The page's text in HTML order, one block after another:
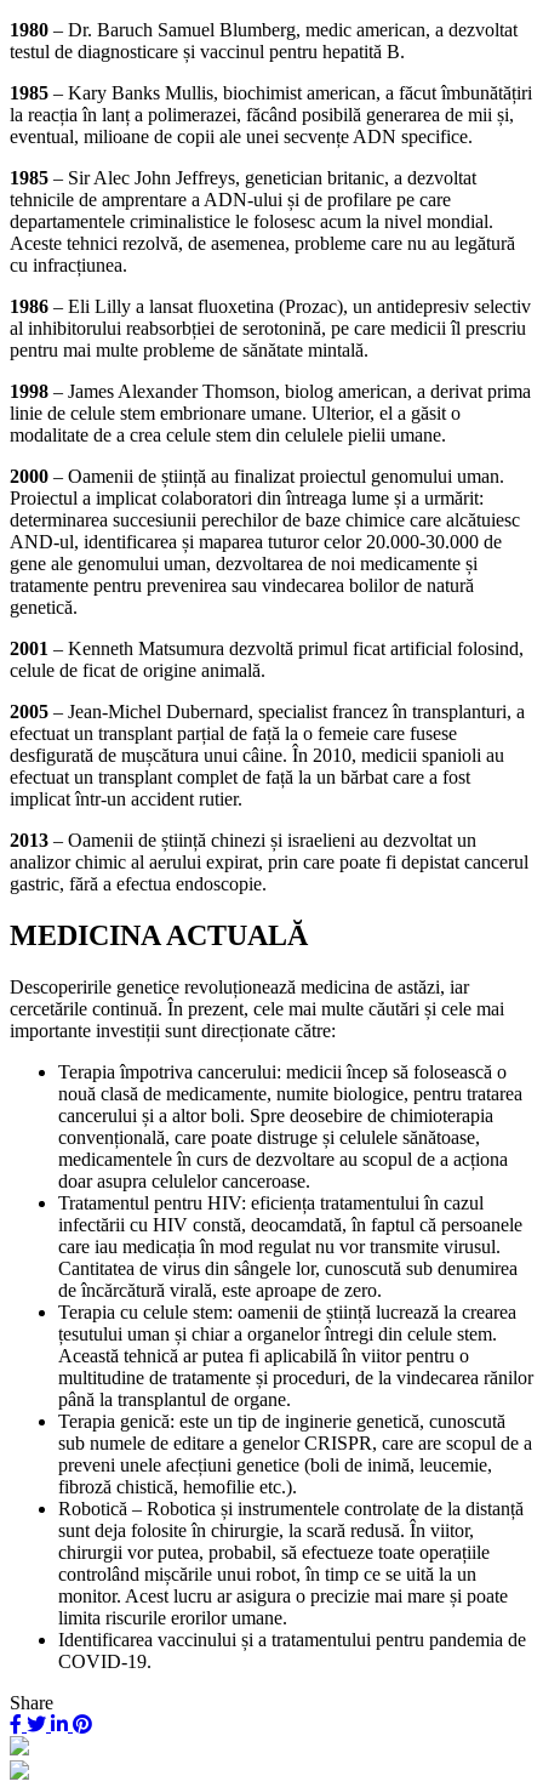
1980 – Dr. Baruch Samuel Blumberg, medic american, a dezvoltat
testul de diagnosticare și vaccinul pentru hepatită B.
1985 – Kary Banks Mullis, biochimist american, a făcut îmbunătățiri
la reacția în lanț a polimerazei, făcând posibilă generarea de mii și,
eventual, milioane de copii ale unei secvențe ADN specifice.
1985 – Sir Alec John Jeffreys, genetician britanic, a dezvoltat
tehnicile de amprentare a ADN-ului și de profilare pe care
departamentele criminalistice le folosesc acum la nivel mondial.
Aceste tehnici rezolvă, de asemenea, probleme care nu au legătură
cu infracțiunea.
1986 – Eli Lilly a lansat fluoxetina (Prozac), un antidepresiv selectiv
al inhibitorului reabsorbției de serotonină, pe care medicii îl prescriu
pentru mai multe probleme de sănătate mintală.
1998 – James Alexander Thomson, biolog american, a derivat prima
linie de celule stem embrionare umane. Ulterior, el a găsit o
modalitate de a crea celule stem din celulele pielii umane.
2000 – Oamenii de știință au finalizat proiectul genomului uman.
Proiectul a implicat colaboratori din întreaga lume și a urmărit:
determinarea succesiunii perechilor de baze chimice care alcătuiesc
AND-ul, identificarea și maparea tuturor celor 20.000-30.000 de
gene ale genomului uman, dezvoltarea de noi medicamente și
tratamente pentru prevenirea sau vindecarea bolilor de natură
genetică.
2001 – Kenneth Matsumura dezvoltă primul ficat artificial folosind,
celule de ficat de origine animală.
2005 – Jean-Michel Dubernard, specialist francez în transplanturi, a
efectuat un transplant parțial de față la o femeie care fusese
desfigurată de mușcătura unui câine. În 2010, medicii spanioli au
efectuat un transplant complet de față la un bărbat care a fost
implicat într-un accident rutier.
2013 – Oamenii de știință chinezi și israelieni au dezvoltat un
analizor chimic al aerului expirat, prin care poate fi depistat cancerul
gastric, fără a efectua endoscopie.
MEDICINA ACTUALĂ
Descoperirile genetice revoluționează medicina de astăzi, iar
cercetările continuă. În prezent, cele mai multe căutări și cele mai
importante investiții sunt direcționate către:
Terapia împotriva cancerului: medicii încep să folosească o
nouă clasă de medicamente, numite biologice, pentru tratarea
cancerului și a altor boli. Spre deosebire de chimioterapia
convențională, care poate distruge și celulele sănătoase,
medicamentele în curs de dezvoltare au scopul de a acționa
doar asupra celulelor canceroase.
Tratamentul pentru HIV: eficiența tratamentului în cazul
infectării cu HIV constă, deocamdată, în faptul că persoanele
care iau medicația în mod regulat nu vor transmite virusul.
Cantitatea de virus din sângele lor, cunoscută sub denumirea
de încărcătură virală, este aproape de zero.
Terapia cu celule stem: oamenii de știință lucrează la crearea
țesutului uman și chiar a organelor întregi din celule stem.
Această tehnică ar putea fi aplicabilă în viitor pentru o
multitudine de tratamente și proceduri, de la vindecarea rănilor
până la transplantul de organe.
Terapia genică: este un tip de inginerie genetică, cunoscută
sub numele de editare a genelor CRISPR, care are scopul de a
preveni unele afecțiuni genetice (boli de inimă, leucemie,
fibroză chistică, hemofilie etc.).
Robotică – Robotica și instrumentele controlate de la distanță
sunt deja folosite în chirurgie, la scară redusă. În viitor,
chirurgii vor putea, probabil, să efectueze toate operațiile
controlând mișcările unui robot, în timp ce se uită la un
monitor. Acest lucru ar asigura o precizie mai mare și poate
limita riscurile erorilor umane.
Identificarea vaccinului și a tratamentului pentru pandemia de
COVID-19.
Share